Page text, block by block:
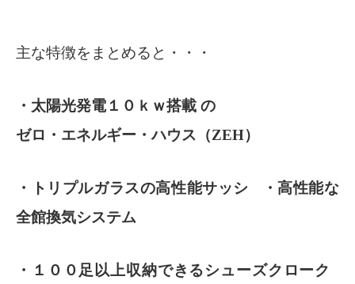
主な特徴をまとめると・・・
・太陽光発電１０ｋｗ搭載 の
ゼロ・エネルギー・ハウス（ZEH）
・トリプルガラスの高性能サッシ ・高性能な
全館換気システム
・１００足以上収納できるシューズクローク